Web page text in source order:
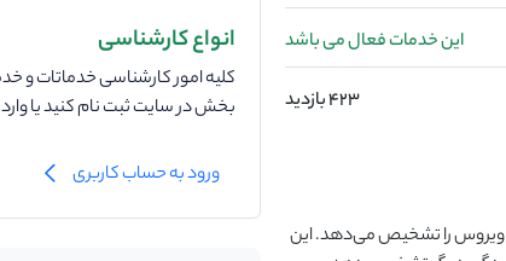
این خدمات فعال می باشد
423 بازدید
ویروس را تشخیص می‌دهد. این
انواع کارشناسی
کلیه امور کارشناسی خدماتات و
بخش در سایت ثبت نام کنید یا
ورود به حساب کاربری